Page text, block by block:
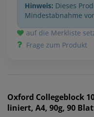
Hinweis: Dieses
Mindestabnahme
auf die Merkliste
Frage zum Produkt
Oxford Collegeblock
liniert, A4, 90g, 90